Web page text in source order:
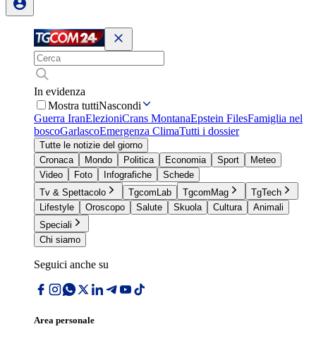
In evidenza
Mostra tuttiNascondi
Guerra IranElezioniCrans MontanaEpstein FilesFamiglia nel
boscoGarlascoEmergenza ClimaTutti i dossier
Tutte le notizie del giorno
Cronaca
Mondo Politica Economia Sport
Meteo
Video
Foto Infografiche
Schede
Tv & Spettacolo
TgcomLab TgcomMag
TgTech
Lifestyle
Oroscopo Salute Skuola Cultura
Animali
Speciali
Chi siamo
Seguici anche su
Area personale